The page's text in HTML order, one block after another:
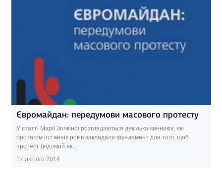
Євромайдан: передумови масового протесту
У статті Марії Золкіної розглядаються декілька чинників, які
протягом останніх років закладали фундамент для того, щоб
протест (відомий як...
17 лютого 2014